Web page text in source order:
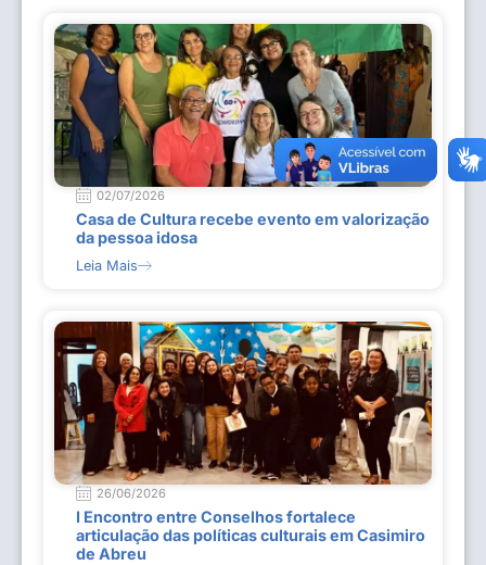
02/07/2026
Casa de Cultura recebe evento em valorização
da pessoa idosa
Leia Mais
26/06/2026
I Encontro entre Conselhos fortalece
articulação das políticas culturais em Casimiro
de Abreu